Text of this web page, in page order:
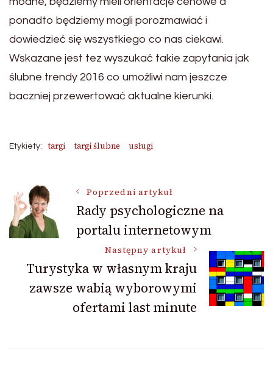
ponadto będziemy mogli porozmawiać i
dowiedzieć się wszystkiego co nas ciekawi.
Wskazane jest tez wyszukać takie zapytania jak
ślubne trendy 2016 co umożliwi nam jeszcze
baczniej przewertować aktualne kierunki.
Etykiety: targi targi ślubne usługi
Nawigacja
wpisu
Poprzedni artykuł
Rady psychologiczne na
portalu internetowym
Następny artykuł
Turystyka w własnym kraju
zawsze wabią wyborowymi
ofertami last minute